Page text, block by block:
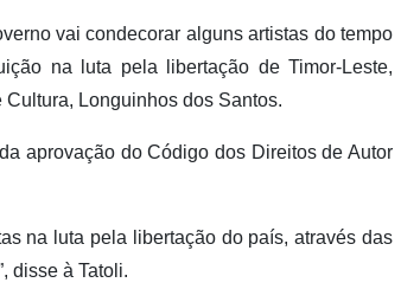
vai condecorar alguns artistas do tempo
na luta pela libertação de Timor-Leste,
Longuinhos dos Santos.
aprovação do Código dos Direitos de Autor
na luta pela libertação do país, através das
disse à Tatoli.